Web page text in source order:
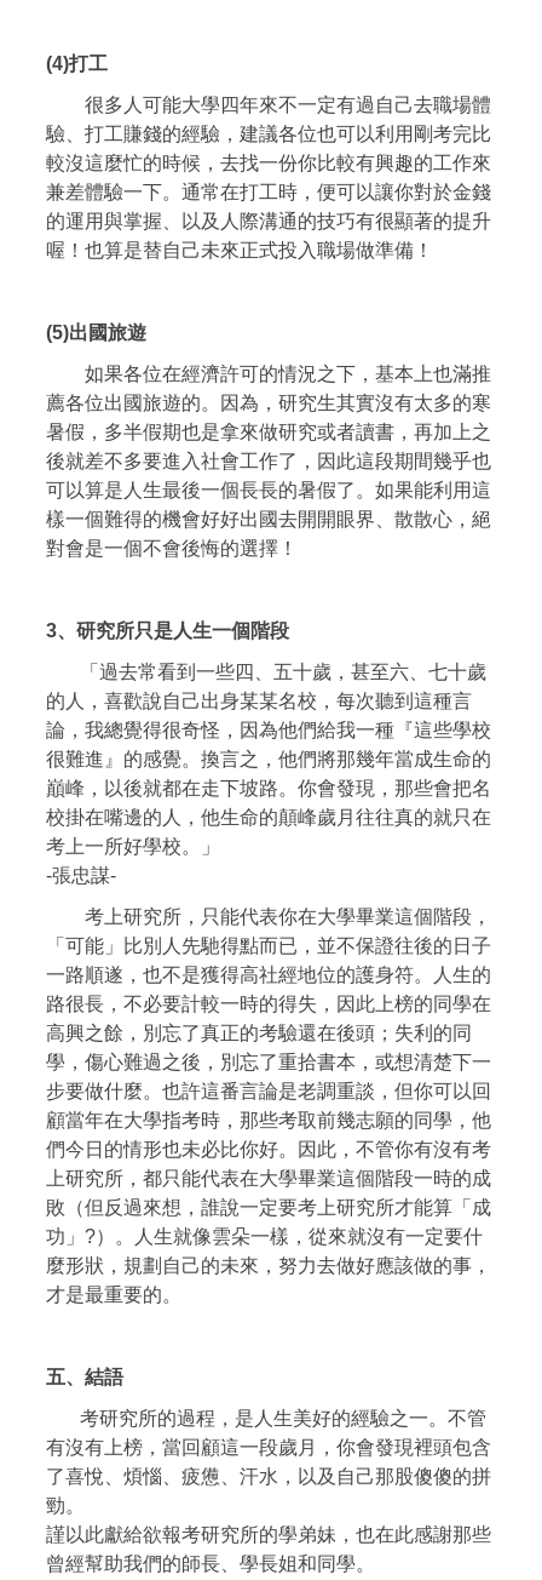
(4)打工
很多人可能大學四年來不一定有過自己去職場體
驗、打工賺錢的經驗，建議各位也可以利用剛考完比
較沒這麼忙的時候，去找一份你比較有興趣的工作來
兼差體驗一下。通常在打工時，便可以讓你對於金錢
的運用與掌握、以及人際溝通的技巧有很顯著的提升
喔！也算是替自己未來正式投入職場做準備！
(5)出國旅遊
如果各位在經濟許可的情況之下，基本上也滿推
薦各位出國旅遊的。因為，研究生其實沒有太多的寒
暑假，多半假期也是拿來做研究或者讀書，再加上之
後就差不多要進入社會工作了，因此這段期間幾乎也
可以算是人生最後一個長長的暑假了。如果能利用這
樣一個難得的機會好好出國去開開眼界、散散心，絕
對會是一個不會後悔的選擇！
3、 研究所只是人生一個階段
「過去常看到一些四、五十歲，甚至六、七十歲
的人，喜歡說自己出身某某名校，每次聽到這種言
論，我總覺得很奇怪，因為他們給我一種『這些學校
很難進』的感覺。換言之，他們將那幾年當成生命的
巔峰，以後就都在走下坡路。你會發現，那些會把名
校掛在嘴邊的人，他生命的顛峰歲月往往真的就只在
考上一所好學校。」
-張忠謀-
考上研究所，只能代表你在大學畢業這個階段，
「可能」比別人先馳得點而已，並不保證往後的日子
一路順遂，也不是獲得高社經地位的護身符。人生的
路很長，不必要計較一時的得失，因此上榜的同學在
高興之餘，別忘了真正的考驗還在後頭；失利的同
學，傷心難過之後，別忘了重拾書本，或想清楚下一
步要做什麼。也許這番言論是老調重談，但你可以回
顧當年在大學指考時，那些考取前幾志願的同學，他
們今日的情形也未必比你好。因此，不管你有沒有考
上研究所，都只能代表在大學畢業這個階段一時的成
敗（但反過來想，誰說一定要考上研究所才能算「成
功」?）。人生就像雲朵一樣，從來就沒有一定要什
麼形狀，規劃自己的未來，努力去做好應該做的事，
才是最重要的。
五、結語
考研究所的過程，是人生美好的經驗之一。不管
有沒有上榜，當回顧這一段歲月，你會發現裡頭包含
了喜悅、煩惱、疲憊、汗水，以及自己那股傻傻的拼
勁。
謹以此獻給欲報考研究所的學弟妹，也在此感謝那些
曾經幫助我們的師長、學長姐和同學。